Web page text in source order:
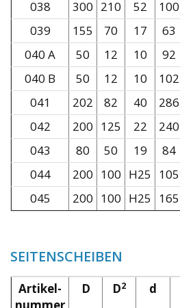
038
300 210 52 100
039
155 70 17 63
040 A
50 12 10 92
040 B
50 12 10 102
041
202 82 40 286
042
200 125 22 240
043
80 50 19 84
044
200 100 H25 105
045
200 100 H25 165
SEITENSCHEIBEN
Artikel-
D D2 d